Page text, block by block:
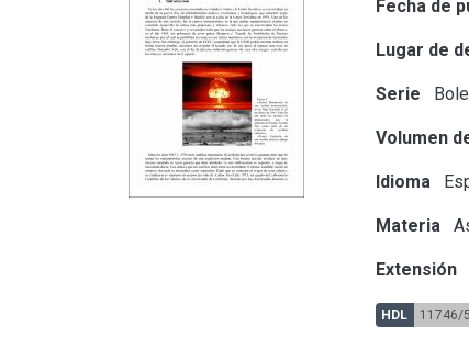
Fecha de
Lugar de
Serie
Volumen
Idioma
Materia
Extensión
HDL 11746/